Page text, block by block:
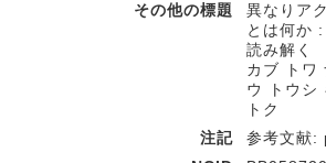
その他の標題
異なりア
とは何か
読み解く
カブ トワ
ウ トウシ
トク
注記
参考文献: